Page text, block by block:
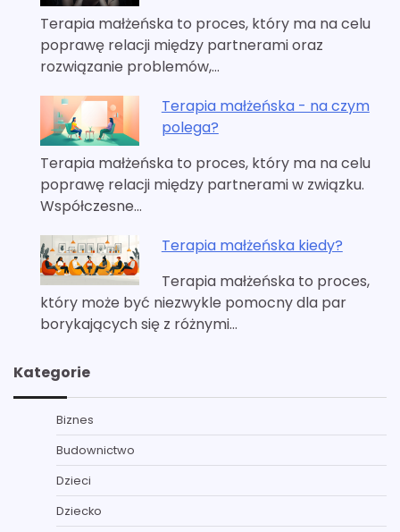
Terapia małżeńska to proces, który ma na celu
poprawę relacji między partnerami oraz
rozwiązanie problemów,…
Terapia małżeńska - na czym
polega?
Terapia małżeńska to proces, który ma na celu
poprawę relacji między partnerami w związku.
Współczesne…
Terapia małżeńska kiedy?
Terapia małżeńska to proces,
który może być niezwykle pomocny dla par
borykających się z różnymi…
Kategorie
Biznes
Budownictwo
Dzieci
Dziecko